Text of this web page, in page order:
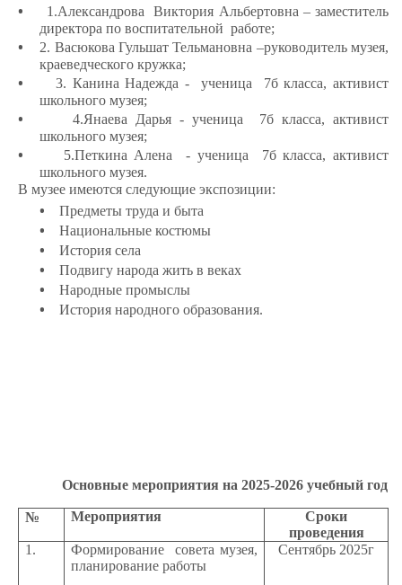
•
1.Александрова Виктория Альбертовна – заместитель
директора по воспитательной работе;
•
2. Васюкова Гульшат Тельмановна –руководитель музея,
краеведческого кружка;
•
3. Канина Надежда - ученица 7б класса, активист
школьного музея;
•
4.Янаева Дарья - ученица 7б класса, активист
школьного музея;
•
5.Петкина Алена - ученица 7б класса, активист
школьного музея.
В музее имеются следующие экспозиции:
• Предметы труда и быта
• Национальные костюмы
• История села
• Подвигу народа жить в веках
• Народные промыслы
• История народного образования.
Основные мероприятия на 2025-2026 учебный год
№ Мероприятия
Сроки
проведения
1.
Формирование совета музея,
планирование работы
Сентябрь 2025г